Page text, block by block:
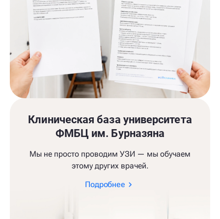
Клиническая база университета
ФМБЦ им. Бурназяна
Мы не просто проводим УЗИ — мы обучаем
этому других врачей.
Подробнее